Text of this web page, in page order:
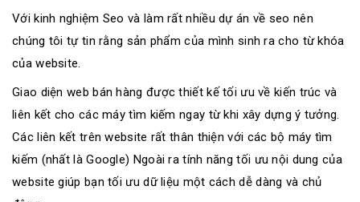
Với kinh nghiệm Seo và làm rất nhiều dự án về seo nên
chúng tôi tự tin rằng sản phẩm của mình sinh ra cho từ khóa
của website.
Giao diện web bán hàng được thiết kế tối ưu về kiến trúc và
liên kết cho các máy tìm kiếm ngay từ khi xây dựng ý tưởng.
Các liên kết trên website rất thân thiện với các bộ máy tìm
kiếm (nhất là Google) Ngoài ra tính năng tối ưu nội dung của
website giúp bạn tối ưu dữ liệu một cách dễ dàng và chủ